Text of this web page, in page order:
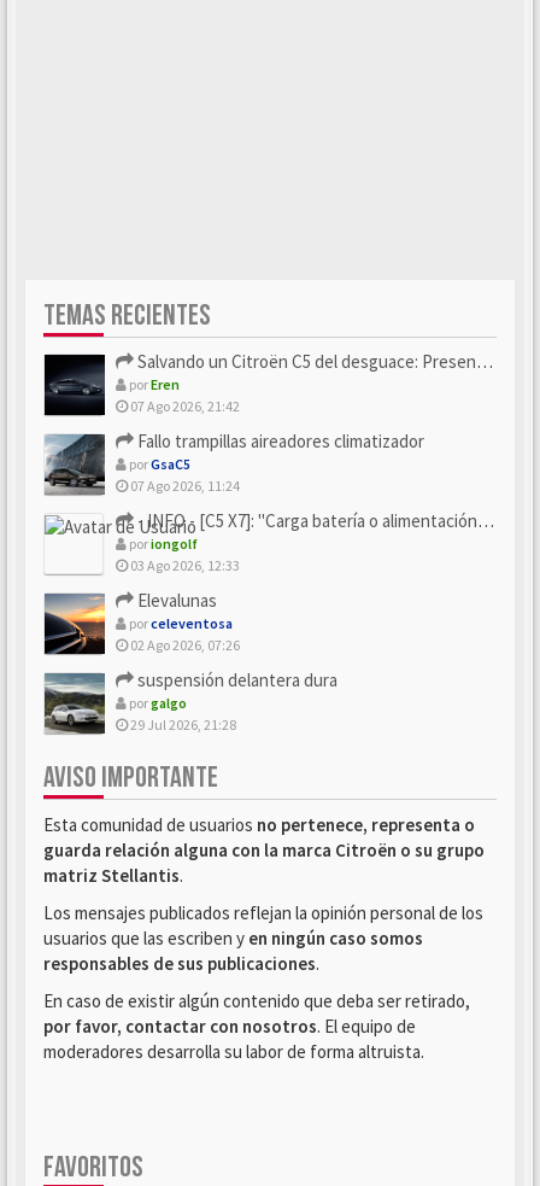
TEMAS RECIENTES
Salvando un Citroën C5 del desguace: Presentación y seguimiento
porEren
07 Ago 2026, 21:42
Fallo trampillas aireadores climatizador
porGsaC5
07 Ago 2026, 11:24
- INFO - [C5 X7]: "Carga batería o alimentación eléctri...
poriongolf
03 Ago 2026, 12:33
Elevalunas
porceleventosa
02 Ago 2026, 07:26
suspensión delantera dura
porgalgo
29 Jul 2026, 21:28
AVISO IMPORTANTE
Esta comunidad de usuarios no pertenece, representa o
guarda relación alguna con la marca Citroën o su grupo
matriz Stellantis.
Los mensajes publicados reflejan la opinión personal de los
usuarios que las escriben y en ningún caso somos
responsables de sus publicaciones.
En caso de existir algún contenido que deba ser retirado,
por favor, contactar con nosotros. El equipo de
moderadores desarrolla su labor de forma altruista.
FAVORITOS